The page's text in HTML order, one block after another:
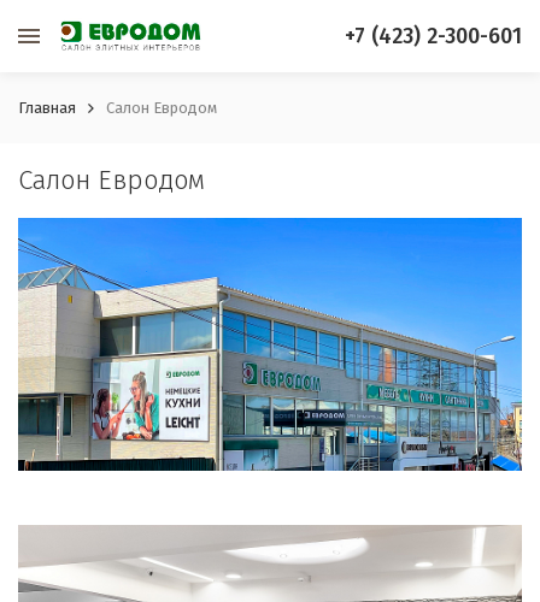
+7 (423) 2-300-601
Главная Салон Евродом
Салон Евродом